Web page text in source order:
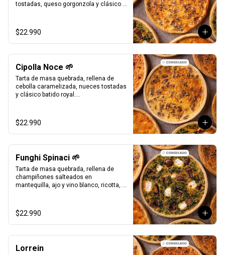
tostadas, queso gorgonzola y clásico
Producto Congelado ❄️
$22.990
Cipolla Noce 🌱
Tarta de masa quebrada, rellena de
cebolla caramelizada, nueces tostadas
y clásico batido royal.
$22.990
Funghi Spinaci 🌱
Tarta de masa quebrada, rellena de
champiñones salteados en
mantequilla, ajo y vino blanco, ricotta,
Bandeja al vacío, 4-6 porc.
Producto Congelado ❄️
$22.990
Lorrein